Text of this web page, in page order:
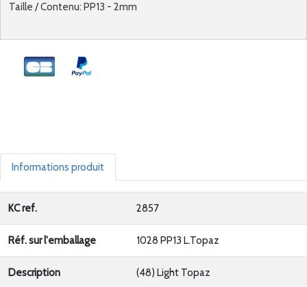
Taille / Contenu: PP13 - 2mm
Informations produit
KC ref. 2857
Réf. sur l'emballage 1028 PP13 L.Topaz
Description (48) Light Topaz